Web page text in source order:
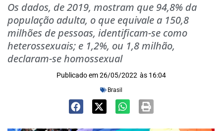
Os dados, de 2019, mostram que 94,8% da
população adulta, o que equivale a 150,8
milhões de pessoas, identificam-se como
heterossexuais; e 1,2%, ou 1,8 milhão,
declaram-se homossexual
Publicado em 26/05/2022 às 16:04
Brasil